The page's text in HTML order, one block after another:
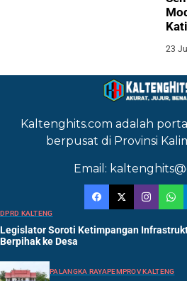
23
Kaltenghits.com adalah
berpusat di Provinsi
Email:
DPRD KALTENG
Legislator Soroti Ketimpangan
Berpihak ke Desa
PALANGKA RAYAPEMPROV KALTENG